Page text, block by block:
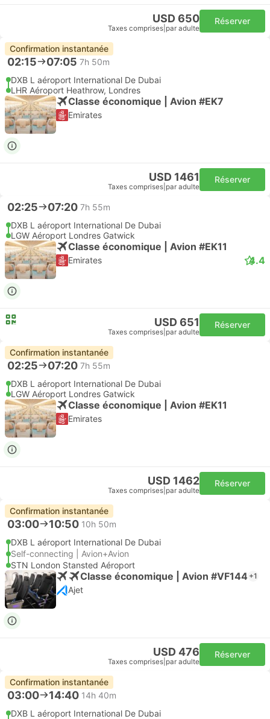
USD 650
Taxes comprises par adulte
Réserver
Confirmation instantanée
02:15 07:05 7h 50m
DXB L aéroport International De Dubai
LHR Aéroport Heathrow, Londres
Classe économique | Avion #EK7
Emirates
USD 1461
Taxes comprises par adulte
Réserver
02:25 07:20 7h 55m
DXB L aéroport International De Dubai
LGW Aéroport Londres Gatwick
Classe économique | Avion #EK11
Emirates 4.4
USD 651
Taxes comprises par adulte
Réserver
Confirmation instantanée
02:25 07:20 7h 55m
DXB L aéroport International De Dubai
LGW Aéroport Londres Gatwick
Classe économique | Avion #EK11
Emirates
USD 1462
Taxes comprises par adulte
Réserver
Confirmation instantanée
03:00 10:50 10h 50m
DXB L aéroport International De Dubai
Self-connecting | Avion+Avion
STN London Stansted Aéroport
Classe économique | Avion #VF144 +1
Ajet
USD 476
Taxes comprises par adulte
Réserver
Confirmation instantanée
03:00 14:40 14h 40m
DXB L aéroport International De Dubai